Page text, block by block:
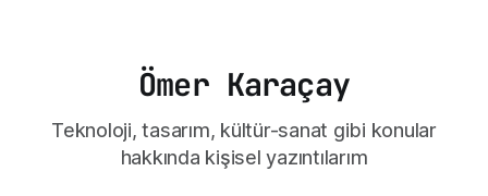
Ömer Karaçay
Teknoloji, tasarım, kültür-sanat gibi konular
hakkında kişisel yazıntılarım